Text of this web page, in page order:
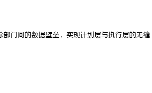
门间的数据壁垒，实现计划层与执行层的无缝